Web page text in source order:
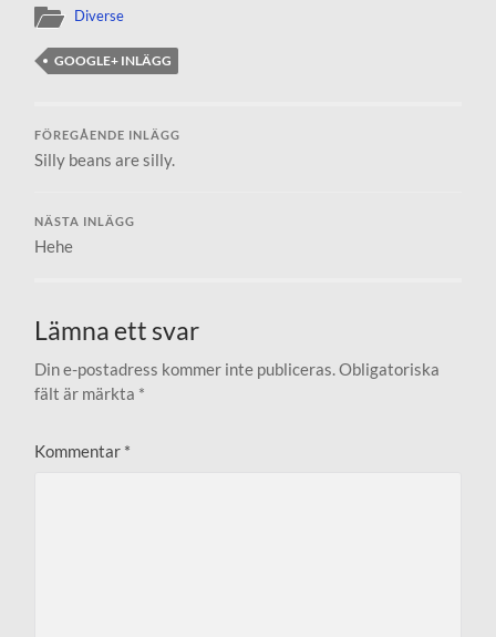
Diverse
GOOGLE+ INLÄGG
FÖREGÅENDE INLÄGG
Silly beans are silly.
NÄSTA INLÄGG
Hehe
Lämna ett svar
Din e-postadress kommer inte publiceras.Obligatoriska
fält är märkta *
Kommentar *